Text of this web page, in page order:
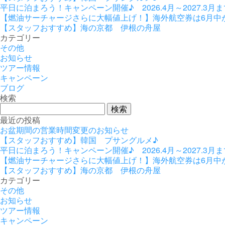
平日に泊まろう！キャンペーン開催♪ 2026.4月～2027.3月
【燃油サーチャージさらに大幅値上げ！】海外航空券は6月中
【スタッフおすすめ】海の京都 伊根の舟屋
カテゴリー
その他
お知らせ
ツアー情報
キャンペーン
ブログ
検索
検
索:
最近の投稿
お盆期間の営業時間変更のお知らせ
【スタッフおすすめ】韓国 プサングルメ♪
平日に泊まろう！キャンペーン開催♪ 2026.4月～2027.3月
【燃油サーチャージさらに大幅値上げ！】海外航空券は6月中
【スタッフおすすめ】海の京都 伊根の舟屋
カテゴリー
その他
お知らせ
ツアー情報
キャンペーン